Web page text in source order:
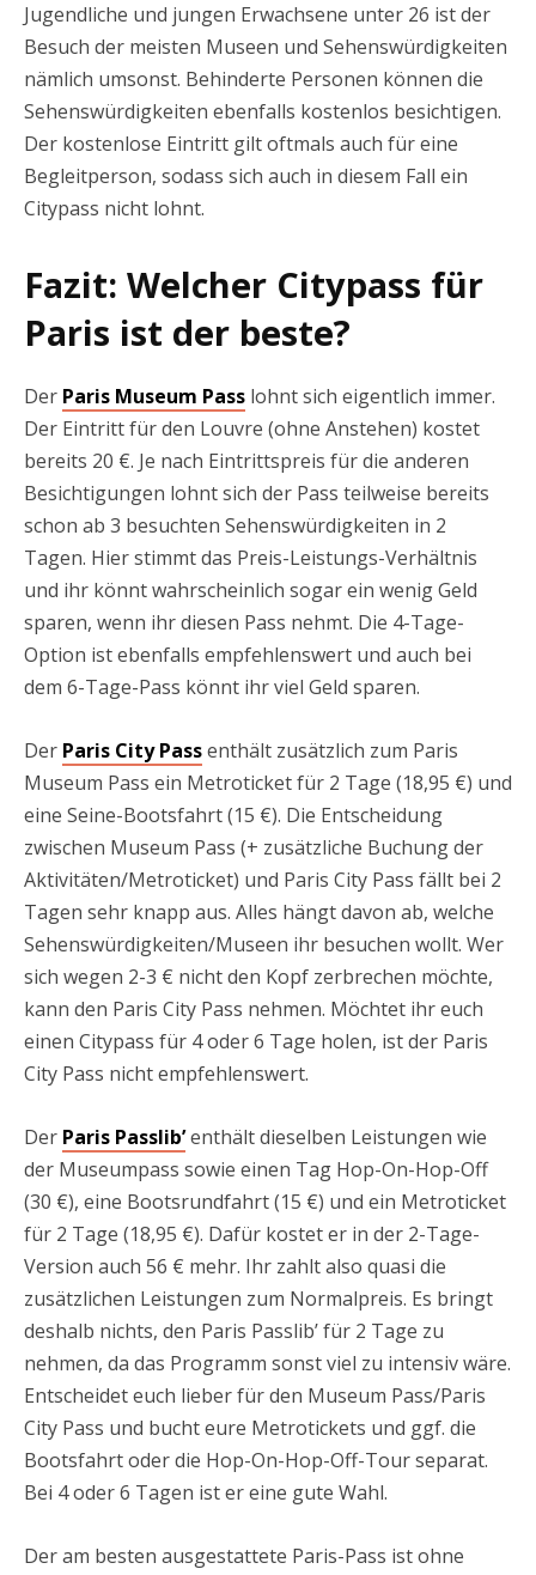
Jugendliche und jungen Erwachsene unter 26 ist der
Besuch der meisten Museen und Sehenswürdigkeiten
nämlich umsonst. Behinderte Personen können die
Sehenswürdigkeiten ebenfalls kostenlos besichtigen.
Der kostenlose Eintritt gilt oftmals auch für eine
Begleitperson, sodass sich auch in diesem Fall ein
Citypass nicht lohnt.
Fazit: Welcher Citypass für
Paris ist der beste?
Der Paris Museum Pass lohnt sich eigentlich immer.
Der Eintritt für den Louvre (ohne Anstehen) kostet
bereits 20 €. Je nach Eintrittspreis für die anderen
Besichtigungen lohnt sich der Pass teilweise bereits
schon ab 3 besuchten Sehenswürdigkeiten in 2
Tagen. Hier stimmt das Preis-Leistungs-Verhältnis
und ihr könnt wahrscheinlich sogar ein wenig Geld
sparen, wenn ihr diesen Pass nehmt. Die 4-Tage-
Option ist ebenfalls empfehlenswert und auch bei
dem 6-Tage-Pass könnt ihr viel Geld sparen.
Der Paris City Passenthält zusätzlich zum Paris
Museum Pass ein Metroticket für 2 Tage (18,95 €) und
eine Seine-Bootsfahrt (15 €). Die Entscheidung
zwischen Museum Pass (+ zusätzliche Buchung der
Aktivitäten/Metroticket) und Paris City Pass fällt bei 2
Tagen sehr knapp aus. Alles hängt davon ab, welche
Sehenswürdigkeiten/Museen ihr besuchen wollt. Wer
sich wegen 2-3 € nicht den Kopf zerbrechen möchte,
kann den Paris City Pass nehmen. Möchtet ihr euch
einen Citypass für 4 oder 6 Tage holen, ist der Paris
City Pass nicht empfehlenswert.
Der Paris Passlib’enthält dieselben Leistungen wie
der Museumpass sowie einen Tag Hop-On-Hop-Off
(30 €), eine Bootsrundfahrt (15 €) und ein Metroticket
für 2 Tage (18,95 €). Dafür kostet er in der 2-Tage-
Version auch 56 € mehr. Ihr zahlt also quasi die
zusätzlichen Leistungen zum Normalpreis. Es bringt
deshalb nichts, den Paris Passlib’ für 2 Tage zu
nehmen, da das Programm sonst viel zu intensiv wäre.
Entscheidet euch lieber für den Museum Pass/Paris
City Pass und bucht eure Metrotickets und ggf. die
Bootsfahrt oder die Hop-On-Hop-Off-Tour separat.
Bei 4 oder 6 Tagen ist er eine gute Wahl.
Der am besten ausgestattete Paris-Pass ist ohne